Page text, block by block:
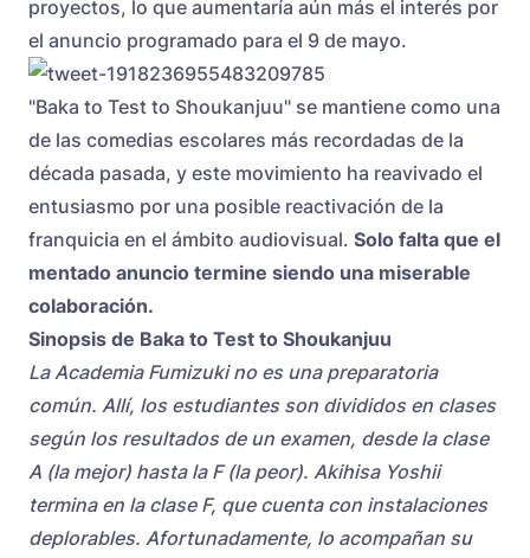
proyectos, lo que aumentaría aún más el interés por
el anuncio programado para el 9 de mayo.
"Baka to Test to Shoukanjuu" se mantiene como una
de las comedias escolares más recordadas de la
década pasada, y este movimiento ha reavivado el
entusiasmo por una posible reactivación de la
franquicia en el ámbito audiovisual. Solo falta que el
mentado anuncio termine siendo una miserable
colaboración.
Sinopsis de Baka to Test to Shoukanjuu
La Academia Fumizuki no es una preparatoria
común. Allí, los estudiantes son divididos en clases
según los resultados de un examen, desde la clase
A (la mejor) hasta la F (la peor). Akihisa Yoshii
termina en la clase F, que cuenta con instalaciones
deplorables. Afortunadamente, lo acompañan su